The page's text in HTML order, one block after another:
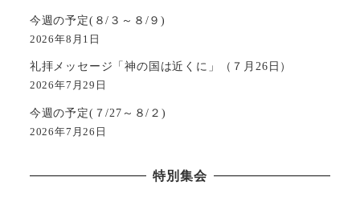
今週の予定(８/３～８/９)
2026年8月1日
礼拝メッセージ「神の国は近くに」（７月26日）
2026年7月29日
今週の予定(７/27～８/２)
2026年7月26日
特別集会